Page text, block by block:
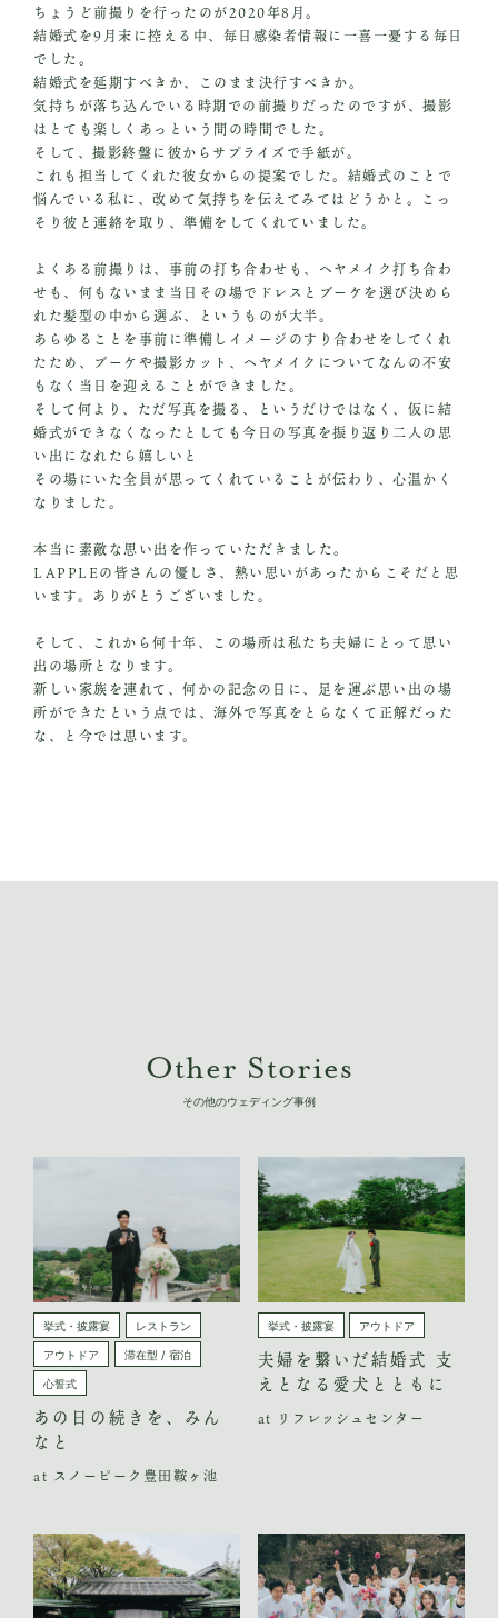
ちょうど前撮りを行ったのが2020年8月。
結婚式を9月末に控える中、毎日感染者情報に一喜一憂する毎日
でした。
結婚式を延期すべきか、このまま決行すべきか。
気持ちが落ち込んでいる時期での前撮りだったのですが、撮影
はとても楽しくあっという間の時間でした。
そして、撮影終盤に彼からサプライズで手紙が。
これも担当してくれた彼女からの提案でした。結婚式のことで
悩んでいる私に、改めて気持ちを伝えてみてはどうかと。こっ
そり彼と連絡を取り、準備をしてくれていました。
よくある前撮りは、事前の打ち合わせも、ヘヤメイク打ち合わ
せも、何もないまま当日その場でドレスとブーケを選び決めら
れた髪型の中から選ぶ、というものが大半。
あらゆることを事前に準備しイメージのすり合わせをしてくれ
たため、ブーケや撮影カット、ヘヤメイクについてなんの不安
もなく当日を迎えることができました。
そして何より、ただ写真を撮る、というだけではなく、仮に結
婚式ができなくなったとしても今日の写真を振り返り二人の思
い出になれたら嬉しいと
その場にいた全員が思ってくれていることが伝わり、心温かく
なりました。
本当に素敵な思い出を作っていただきました。
LAPPLEの皆さんの優しさ、熱い思いがあったからこそだと思
います。ありがとうございました。
そして、これから何十年、この場所は私たち夫婦にとって思い
出の場所となります。
新しい家族を連れて、何かの記念の日に、足を運ぶ思い出の場
所ができたという点では、海外で写真をとらなくて正解だった
な、と今では思います。
Other Stories
その他のウェディング事例
挙式・披露宴 レストラン
アウトドア 滞在型 / 宿泊
心誓式
あの日の続きを、みん
なと
at スノーピーク豊田鞍ヶ池
挙式・披露宴 アウトドア
夫婦を繋いだ結婚式 支
えとなる愛犬とともに
at リフレッシュセンター